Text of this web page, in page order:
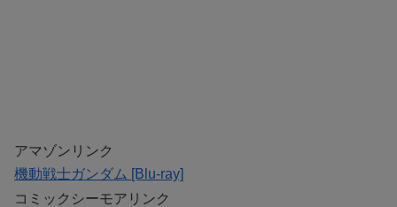
アマゾンリンク
機動戦士ガンダム [Blu-ray]
コミックシーモアリンク